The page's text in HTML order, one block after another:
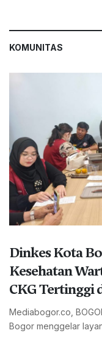
KOMUNITAS
Dinkes Kota
Kesehatan
CKG Tertinggi
Mediabogor.co,
Bogor menggelar